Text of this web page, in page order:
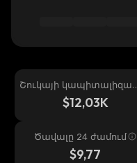
Շուկայի կապիտալիզաց
$12,03K
Ծավալը 24 ժամում
$9,77